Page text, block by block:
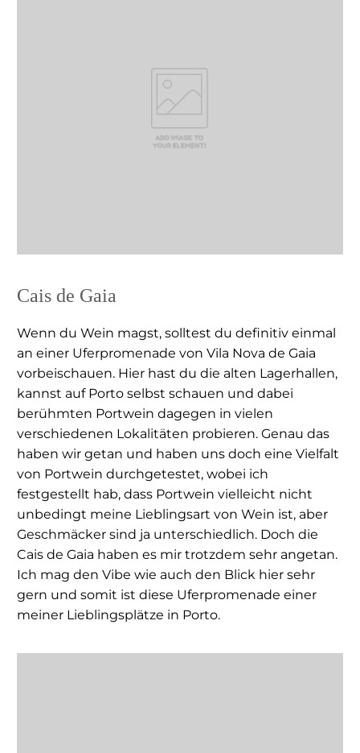
Cais de Gaia
Wenn du Wein magst, solltest du definitiv einmal
an einer Uferpromenade von Vila Nova de Gaia
vorbeischauen. Hier hast du die alten Lagerhallen,
kannst auf Porto selbst schauen und dabei
berühmten Portwein dagegen in vielen
verschiedenen Lokalitäten probieren. Genau das
haben wir getan und haben uns doch eine Vielfalt
von Portwein durchgetestet, wobei ich
festgestellt hab, dass Portwein vielleicht nicht
unbedingt meine Lieblingsart von Wein ist, aber
Geschmäcker sind ja unterschiedlich. Doch die
Cais de Gaia haben es mir trotzdem sehr angetan.
Ich mag den Vibe wie auch den Blick hier sehr
gern und somit ist diese Uferpromenade einer
meiner Lieblingsplätze in Porto.